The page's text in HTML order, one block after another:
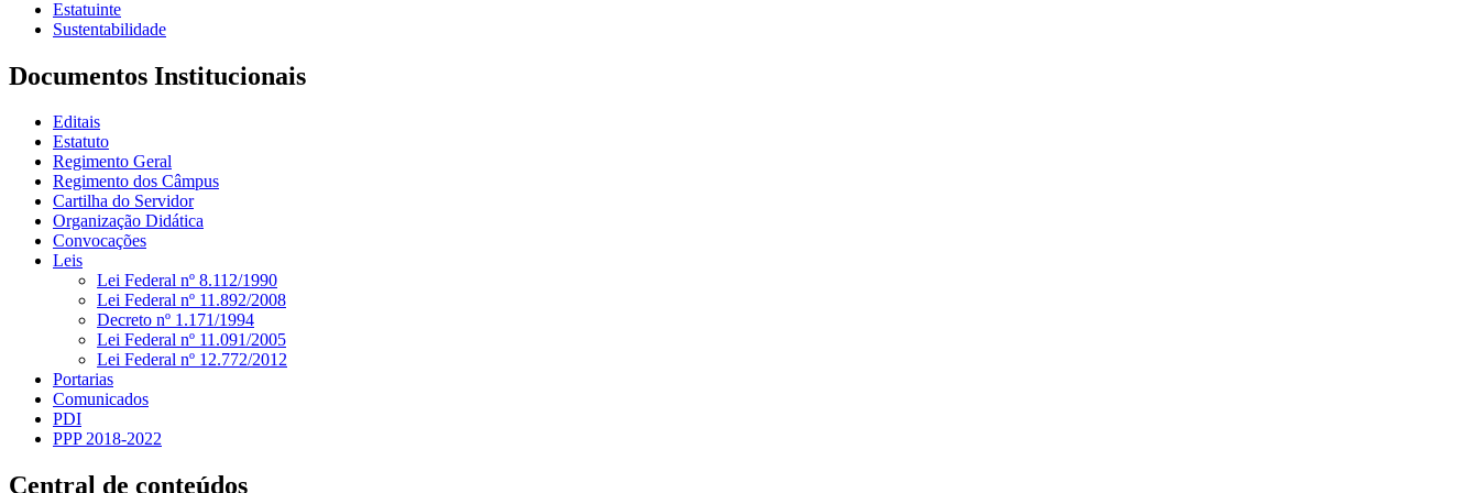
Estatuinte
Sustentabilidade
Documentos Institucionais
Editais
Estatuto
Regimento Geral
Regimento dos Câmpus
Cartilha do Servidor
Organização Didática
Convocações
Leis
Lei Federal nº 8.112/1990
Lei Federal nº 11.892/2008
Decreto nº 1.171/1994
Lei Federal nº 11.091/2005
Lei Federal nº 12.772/2012
Portarias
Comunicados
PDI
PPP 2018-2022
Central de conteúdos